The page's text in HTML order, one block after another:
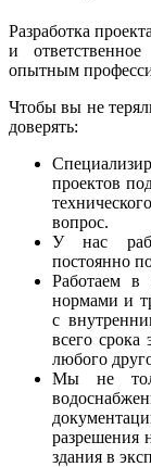
Разработка
и
опытным
Чтобы вы не
доверять:
проектов
вопрос.
У нас
постоянно
Работаем в
нормами и
с
всего срока
любого
Мы не
разрешения
здания в